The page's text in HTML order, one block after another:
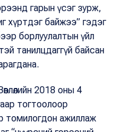
гарын үсэг зурж,
хүртдэг байжээ” гэдэг
борлуулалтын үйл
танилцдаггүй байсан
2018 оны 4
тогтоолоор
томилогдон ажиллаж